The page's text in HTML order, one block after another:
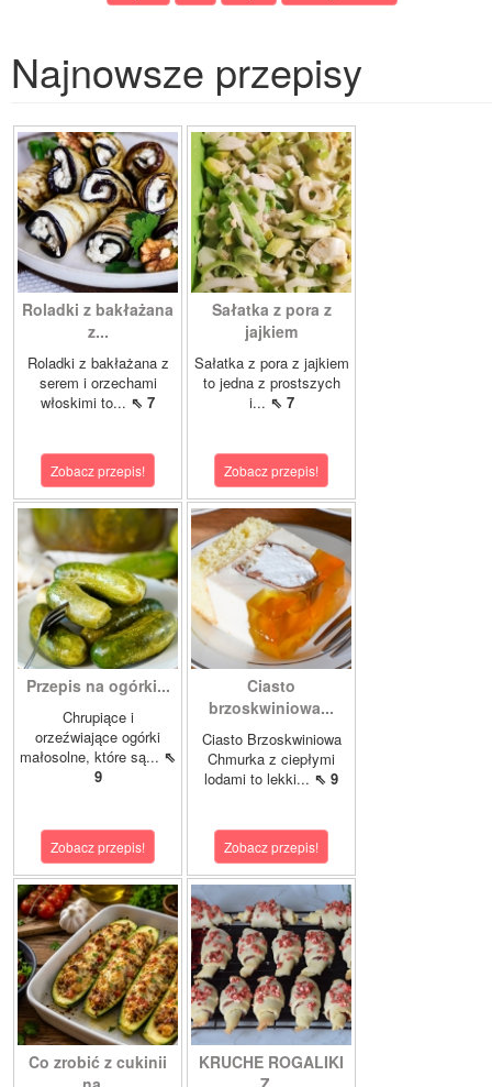
Najnowsze przepisy
Roladki z bakłażana
z...
Roladki z bakłażana z
serem i orzechami
włoskimi to... ⇖ 7
Zobacz przepis!
Sałatka z pora z
jajkiem
Sałatka z pora z jajkiem
to jedna z prostszych
i... ⇖ 7
Zobacz przepis!
Przepis na ogórki...
Chrupiące i
orzeźwiające ogórki
małosolne, które są... ⇖
9
Zobacz przepis!
Ciasto
brzoskwiniowa...
Ciasto Brzoskwiniowa
Chmurka z ciepłymi
lodami to lekki... ⇖ 9
Zobacz przepis!
Co zrobić z cukinii
KRUCHE ROGALIKI